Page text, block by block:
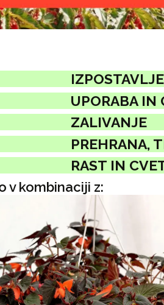
UPORABA IN
ZALIVANJE
PREHRANA,
RAST IN
v kombinaciji z: